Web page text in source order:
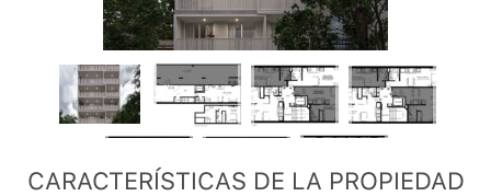
CARACTERÍSTICAS DE LA PROPIEDAD